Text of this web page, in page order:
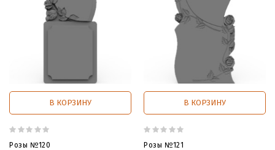
В КОРЗИНУ
Розы №120
В КОРЗИНУ
Розы №121